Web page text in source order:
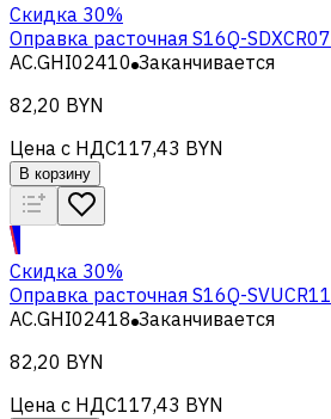
Скидка 30%
Оправка расточная S16Q-SDXCR07
AC.GHI02410 Заканчивается
82,20 BYN
Цена с НДС117,43 BYN
В корзину
Скидка 30%
Оправка расточная S16Q-SVUCR11
AC.GHI02418 Заканчивается
82,20 BYN
Цена с НДС117,43 BYN